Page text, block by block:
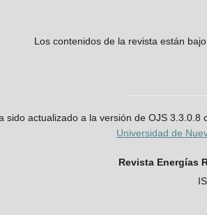
Los contenidos de la revista están
sido actualizado a la versión de OJS
Universidad de
Revista Energías